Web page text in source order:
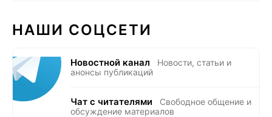
НАШИ СОЦСЕТИ
Новостной канал
Новости, статьи и
анонсы публикаций
Чат с читателями
Свободное общение и
обсуждение материалов